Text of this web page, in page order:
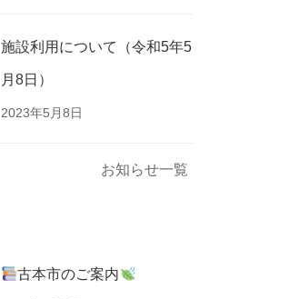
施設利用について（令和5年5
月8日）
2023年5月8日
お知らせ一覧
古本市のご案内